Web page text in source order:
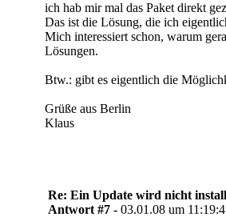
ich hab mir mal das Paket direkt
Das ist die Lösung, die ich
Mich interessiert schon, warum
Lösungen.
Btw.: gibt es eigentlich die
Grüße aus Berlin
Klaus
Re: Ein Update wird nicht
Antwort #7 - 03.01.08 um